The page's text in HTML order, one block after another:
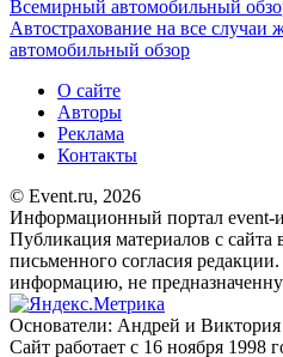
Всемирный автомобильный
Автострахование на все случаи
автомобильный обзор
О сайте
Авторы
Реклама
Контакты
© Event.ru, 2026
Информационный портал event-
Публикация материалов с сайта
письменного согласия
информацию, не
Основатели: Андрей и
Сайт работает с 16 ноября 1998